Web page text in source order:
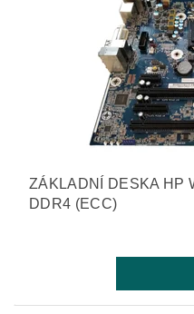
ZÁKLADNÍ DESKA HP
DDR4 (ECC)